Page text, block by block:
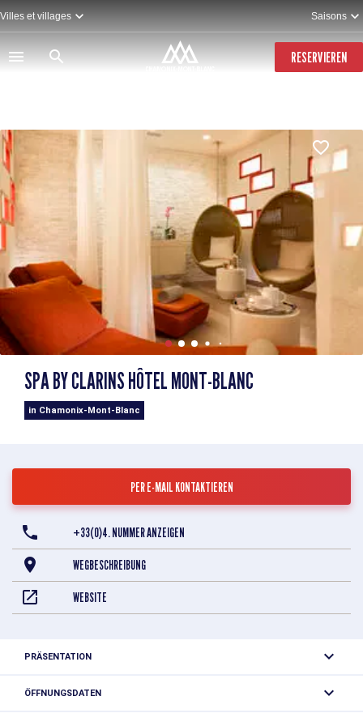
Direkt
zum
Inhalt
Villes et villages Saisons
RESERVIEREN
SPA BY CLARINS HÔTEL MONT-BLANC
in Chamonix-Mont-Blanc
PER E-MAIL KONTAKTIEREN
+33(0)4. NUMMER ANZEIGEN
WEGBESCHREIBUNG
WEBSITE
PRÄSENTATION
Die renommierte Kosmetikmarke CLARINS ist im Hotel
ÖFFNUNGSDATEN